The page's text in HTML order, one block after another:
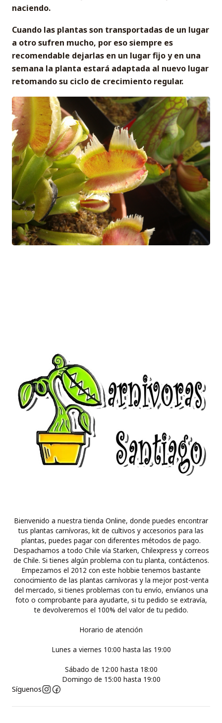
naciendo.
Cuando las plantas son transportadas de un lugar
a otro sufren mucho, por eso siempre es
recomendable dejarlas en un lugar fijo y en una
semana la planta estará adaptada al nuevo lugar
retomando su ciclo de crecimiento regular.
Bienvenido a nuestra tienda Online, donde puedes encontrar
tus plantas carnívoras, kit de cultivos y accesorios para las
plantas, puedes pagar con diferentes métodos de pago.
Despachamos a todo Chile vía Starken, Chilexpress y correos
de Chile. Si tienes algún problema con tu planta, contáctenos.
Empezamos el 2012 con este hobbie tenemos bastante
conocimiento de las plantas carnívoras y la mejor post-venta
del mercado, si tienes problemas con tu envío, envíanos una
foto o comprobante para ayudarte, si tu pedido se extravía,
te devolveremos el 100% del valor de tu pedido.
Horario de atención
Lunes a viernes 10:00 hasta las 19:00
Sábado de 12:00 hasta 18:00
Domingo de 15:00 hasta 19:00
Síguenos